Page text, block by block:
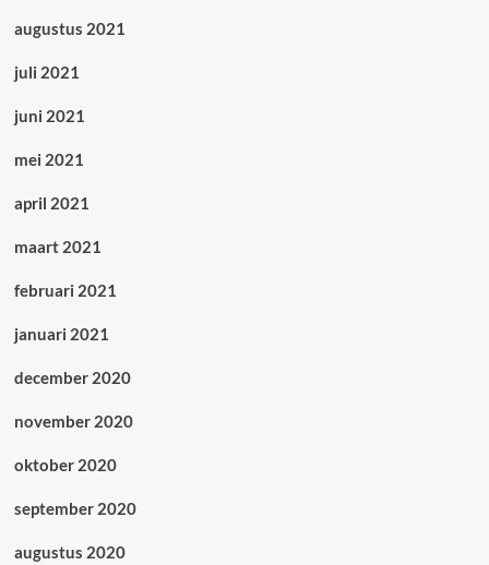
augustus 2021
juli 2021
juni 2021
mei 2021
april 2021
maart 2021
februari 2021
januari 2021
december 2020
november 2020
oktober 2020
september 2020
augustus 2020